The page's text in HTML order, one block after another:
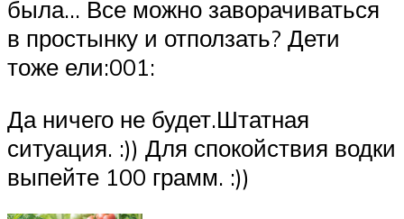
была… Все можно заворачиваться
в простынку и отползать? Дети
тоже ели:001:
Да ничего не будет.Штатная
ситуация. :)) Для спокойствия водки
выпейте 100 грамм. :))